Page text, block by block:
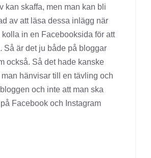
kan skaffa, men man kan bli
av att läsa dessa inlägg när
in en Facebooksida för att
Så är det ju både på bloggar
också. Så det hade kanske
man hänvisar till en tävling och
och inte att man ska
Facebook och Instagram